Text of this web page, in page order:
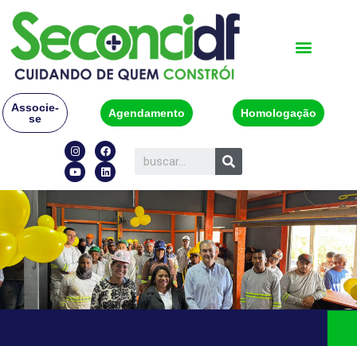
Associe-
se
Agendamento Homologação